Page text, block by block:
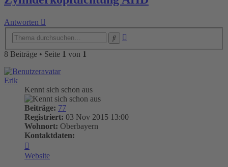
Antworten
8 Beiträge • Seite 1 von 1
Erik
Kennt sich schon aus
Beiträge: 77
Registriert: 03 Nov 2015 13:00
Wohnort: Oberbayern
Kontaktdaten:
von
Erik
Website